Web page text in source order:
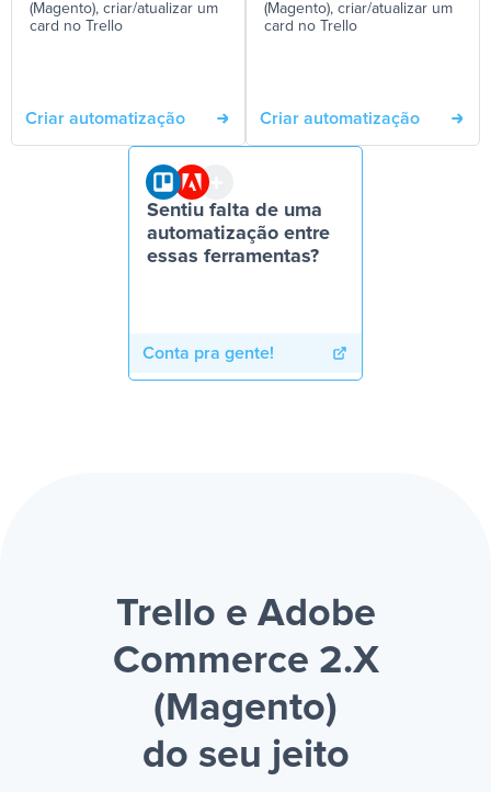
(Magento), criar/atualizar um
card no Trello
Criar automatização
(Magento), criar/atualizar um
card no Trello
Criar automatização
Sentiu falta de uma
automatização entre
essas ferramentas?
Conta pra gente!
Trello e Adobe
Commerce 2.X
(Magento)
do seu jeito